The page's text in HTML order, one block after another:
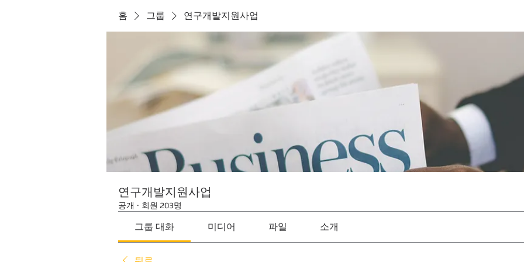
홈 그룹 연구개발지원사업
연구개발지원사업
공개 · 회원 203명
그룹 대화 미디어 파일 소개